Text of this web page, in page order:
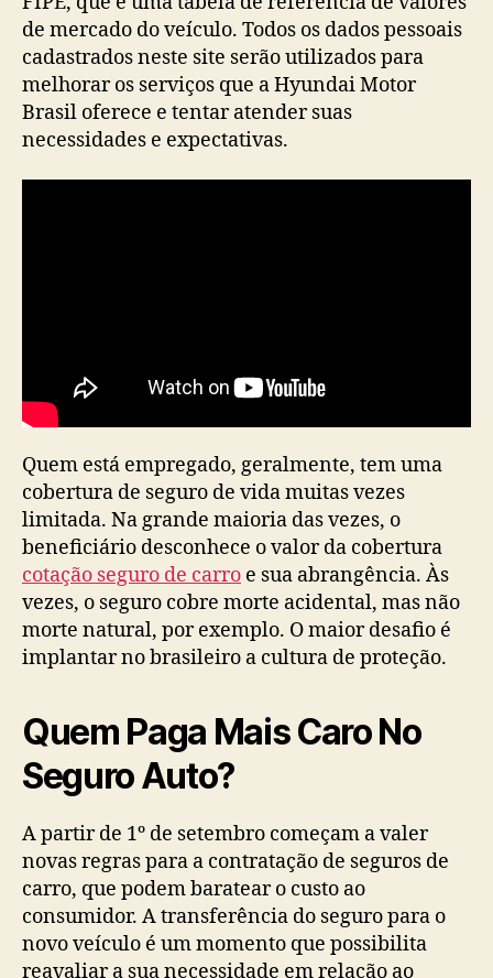
de mercado do veículo. Todos os dados pessoais
cadastrados neste site serão utilizados para
melhorar os serviços que a Hyundai Motor
Brasil oferece e tentar atender suas
necessidades e expectativas.
Quem está empregado, geralmente, tem uma
cobertura de seguro de vida muitas vezes
limitada. Na grande maioria das vezes, o
beneficiário desconhece o valor da cobertura
cotação seguro de carro e sua abrangência. Às
vezes, o seguro cobre morte acidental, mas não
morte natural, por exemplo. O maior desafio é
implantar no brasileiro a cultura de proteção.
Quem Paga Mais Caro No
Seguro Auto?
A partir de 1º de setembro começam a valer
novas regras para a contratação de seguros de
carro, que podem baratear o custo ao
consumidor. A transferência do seguro para o
novo veículo é um momento que possibilita
reavaliar a sua necessidade em relação ao